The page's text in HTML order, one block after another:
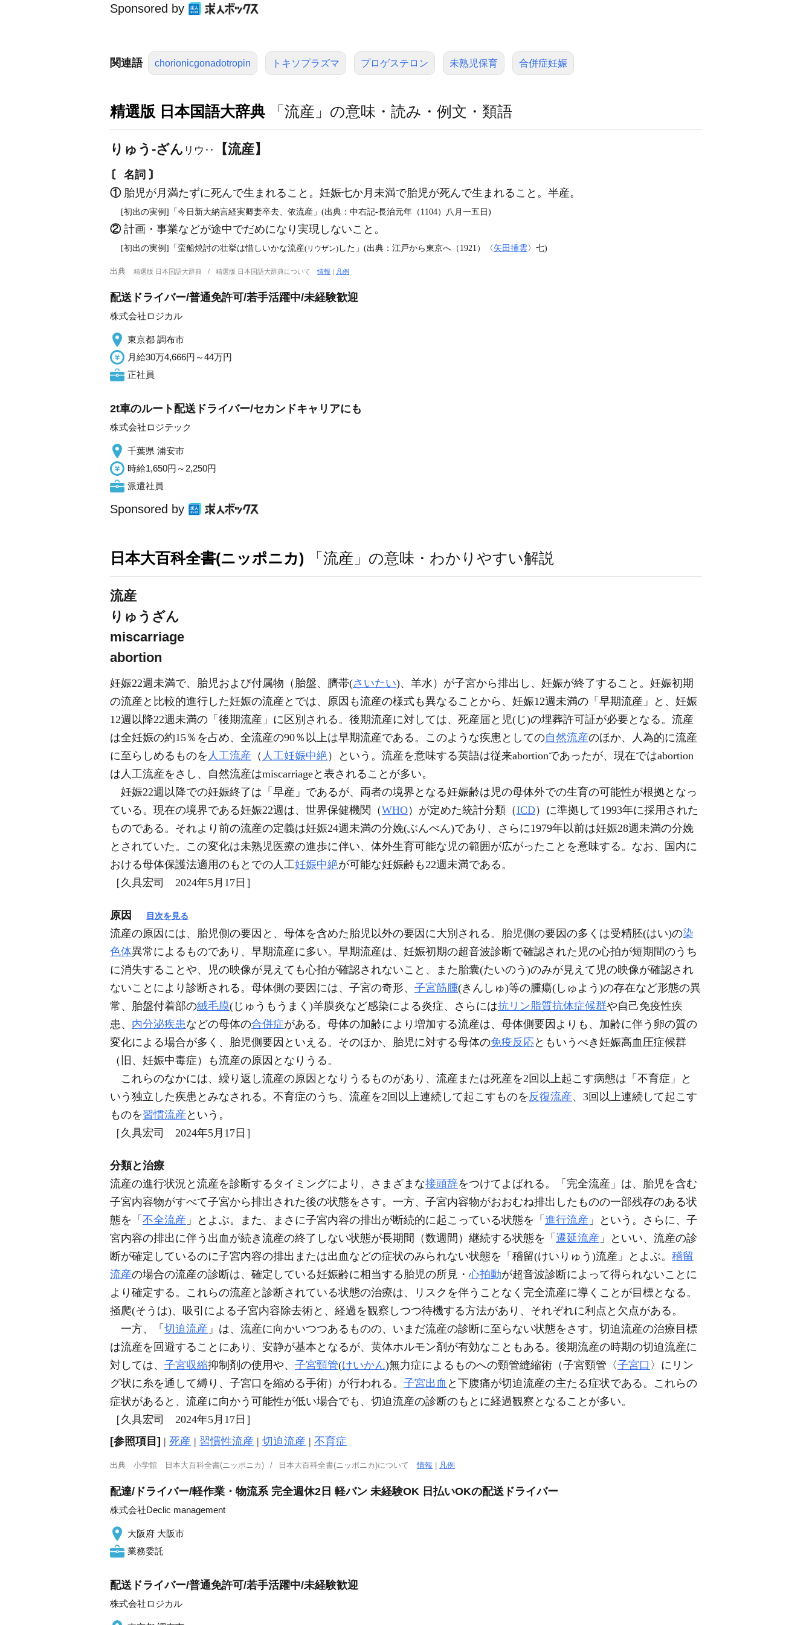
Sponsored by
関連語 chorionicgonadotropin トキソプラズマ プロゲステロン 未熟児保育 合併症妊娠
精選版 日本国語大辞典 「流産」の意味・読み・例文・類語
りゅう‐ざん リウ‥ 【流産】
〘 名詞 〙
①胎児が月満たずに死んで生まれること。妊娠七か月未満で胎児が死んで生まれること。半産。
[初出の実例]「今日新大納言経実卿妻卒去、依流産」(出典：中右記‐長治元年（1104）八月一五日)
②計画・事業などが途中でだめになり実現しないこと。
[初出の実例]「蛮船焼討の壮挙は惜しいかな流産(リウザン) した」(出典：江戸から東京へ（1921）〈矢田挿雲〉七)
出典 精選版 日本国語大辞典 精選版 日本国語大辞典について情報 | 凡例
配送ドライバー/普通免許可/若手活躍中/未経験歓迎
株式会社ロジカル
東京都 調布市
月給30万4,666円～44万円
正社員
2t車のルート配送ドライバー/セカンドキャリアにも
株式会社ロジテック
千葉県 浦安市
時給1,650円～2,250円
派遣社員
Sponsored by
日本大百科全書(ニッポニカ) 「流産」の意味・わかりやすい解説
流産
りゅうざん
miscarriage
abortion
妊娠22週未満で、胎児および付属物（胎盤、臍帯(さいたい)、羊水）が子宮から排出し、妊娠が終了すること。妊娠初期
の流産と比較的進行した妊娠の流産とでは、原因も流産の様式も異なることから、妊娠12週未満の「早期流産」と、妊娠
12週以降22週未満の「後期流産」に区別される。後期流産に対しては、死産届と児(じ)の埋葬許可証が必要となる。流産
は全妊娠の約15％を占め、全流産の90％以上は早期流産である。このような疾患としての自然流産のほか、人為的に流産
に至らしめるものを 人工流産 （ 人工妊娠中絶）という。流産を意味する英語は従来abortionであったが、現在ではabortion
は人工流産をさし、自然流産はmiscarriageと表されることが多い。
妊娠22週以降での妊娠終了は「早産」であるが、両者の境界となる妊娠齢は児の母体外での生育の可能性が根拠となっ
ている。現在の境界である妊娠22週は、世界保健機関（WHO）が定めた統計分類（ICD）に準拠して1993年に採用された
ものである。それより前の流産の定義は妊娠24週未満の分娩(ぶんべん)であり、さらに1979年以前は妊娠28週未満の分娩
とされていた。この変化は未熟児医療の進歩に伴い、体外生育可能な児の範囲が広がったことを意味する。なお、国内に
おける母体保護法適用のもとでの人工妊娠中絶が可能な妊娠齢も22週未満である。
［久具宏司 2024年5月17日］
原因 目次を見る
流産の原因には、胎児側の要因と、母体を含めた胎児以外の要因に大別される。胎児側の要因の多くは受精胚(はい)の染
色体異常によるものであり、早期流産に多い。早期流産は、妊娠初期の超音波診断で確認された児の心拍が短期間のうち
に消失することや、児の映像が見えても心拍が確認されないこと、また胎囊(たいのう)のみが見えて児の映像が確認され
ないことにより診断される。母体側の要因には、子宮の奇形、 子宮筋腫(きんしゅ)等の腫瘍(しゅよう)の存在など形態の異
常、胎盤付着部の絨毛膜(じゅうもうまく)羊膜炎など感染による炎症、さらには抗リン脂質抗体症候群や自己免疫性疾
患、 内分泌疾患などの母体の合併症がある。母体の加齢により増加する流産は、母体側要因よりも、加齢に伴う卵の質の
変化による場合が多く、胎児側要因といえる。そのほか、胎児に対する母体の免疫反応ともいうべき妊娠高血圧症候群
（旧、妊娠中毒症）も流産の原因となりうる。
これらのなかには、繰り返し流産の原因となりうるものがあり、流産または死産を2回以上起こす病態は「不育症」と
いう独立した疾患とみなされる。不育症のうち、流産を2回以上連続して起こすものを 反復流産、3回以上連続して起こす
ものを習慣流産 という。
［久具宏司 2024年5月17日］
分類と治療
流産の進行状況と流産を診断するタイミングにより、さまざまな接頭辞をつけてよばれる。「完全流産」は、胎児を含む
子宮内容物がすべて子宮から排出された後の状態をさす。一方、子宮内容物がおおむね排出したものの一部残存のある状
態を「 不全流産 」とよぶ。また、まさに子宮内容の排出が断続的に起こっている状態を「 進行流産 」という。さらに、子
宮内容の排出に伴う出血が続き流産の終了しない状態が長期間（数週間）継続する状態を「 遷延流産 」といい、流産の診
断が確定しているのに子宮内容の排出または出血などの症状のみられない状態を「稽留(けいりゅう)流産」とよぶ。 稽留
流産の場合の流産の診断は、確定している妊娠齢に相当する胎児の所見・心拍動が超音波診断によって得られないことに
より確定する。これらの流産と診断されている状態の治療は、リスクを伴うことなく完全流産に導くことが目標となる。
掻爬(そうは)、吸引による子宮内容除去術と、経過を観察しつつ待機する方法があり、それぞれに利点と欠点がある。
一方、「 切迫流産 」は、流産に向かいつつあるものの、いまだ流産の診断に至らない状態をさす。切迫流産の治療目標
は流産を回避することにあり、安静が基本となるが、黄体ホルモン剤が有効なこともある。後期流産の時期の切迫流産に
対しては、 子宮収縮抑制剤の使用や、 子宮頸管(けいかん)無力症によるものへの頸管縫縮術（子宮頸管〈子宮口 〉にリン
グ状に糸を通して縛り、子宮口を縮める手術）が行われる。 子宮出血 と下腹痛が切迫流産の主たる症状である。これらの
症状があると、流産に向かう可能性が低い場合でも、切迫流産の診断のもとに経過観察となることが多い。
［久具宏司 2024年5月17日］
[参照項目] | 死産 | 習慣性流産 | 切迫流産 | 不育症
出典 小学館 日本大百科全書(ニッポニカ) 日本大百科全書(ニッポニカ)について情報 凡例
配達/ドライバー/軽作業・物流系 完全週休2日 軽バン 未経験OK 日払いOKの配送ドライバー
株式会社Declic management
大阪府 大阪市
業務委託
配送ドライバー/普通免許可/若手活躍中/未経験歓迎
株式会社ロジカル